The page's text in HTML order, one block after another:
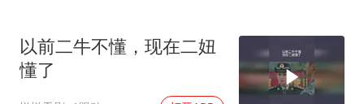
韩国到底有多热
以前二牛不懂，现在二妞
懂了